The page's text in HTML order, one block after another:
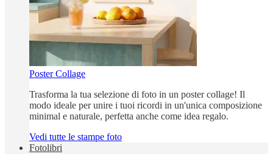
Poster Collage
Trasforma la tua selezione di foto in un poster collage! Il
modo ideale per unire i tuoi ricordi in un'unica composizione
minimal e naturale, perfetta anche come idea regalo.
Vedi tutte le stampe foto
Fotolibri